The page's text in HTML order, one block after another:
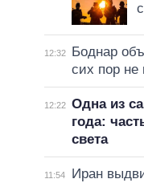
12:32
Боднар
сих пор не
12:22 Одна из
года:
света
11:54
Иран